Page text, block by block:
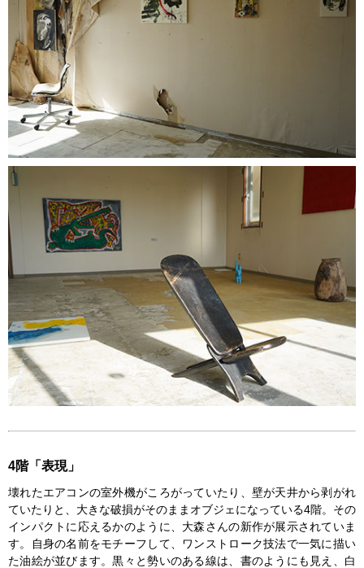
4階「表現」
壊れたエアコンの室外機がころがっていたり、壁が天井から剥がれ
ていたりと、大きな破損がそのままオブジェになっている4階。その
インパクトに応えるかのように、大森さんの新作が展示されていま
す。自身の名前をモチーフして、ワンストローク技法で一気に描い
た油絵が並びます。黒々と勢いのある線は、書のようにも見え、白